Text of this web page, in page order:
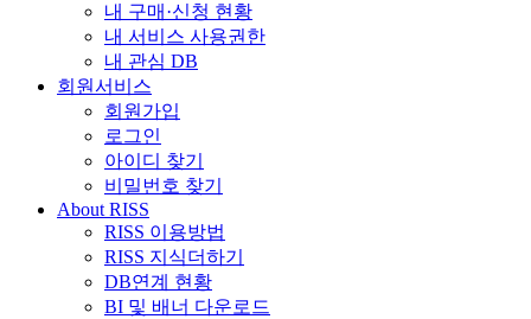
내 구매·신청 현황
내 서비스 사용권한
내 관심 DB
회원서비스
회원가입
로그인
아이디 찾기
비밀번호 찾기
About RISS
RISS 이용방법
RISS 지식더하기
DB연계 현황
BI 및 배너 다운로드